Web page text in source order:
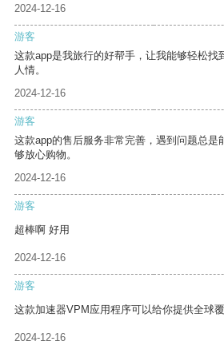
2024-12-16
游客
这款app是我旅行的好帮手，让我能够轻松找
人情。
2024-12-16
游客
这款app的售后服务非常完善，遇到问题总是
够放心购物。
2024-12-16
游客
超棒啊 好用
2024-12-16
游客
这款加速器VPM应用程序可以给你提供全球
2024-12-16